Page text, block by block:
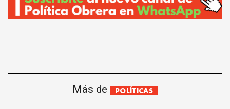
Más de POLÍTICAS